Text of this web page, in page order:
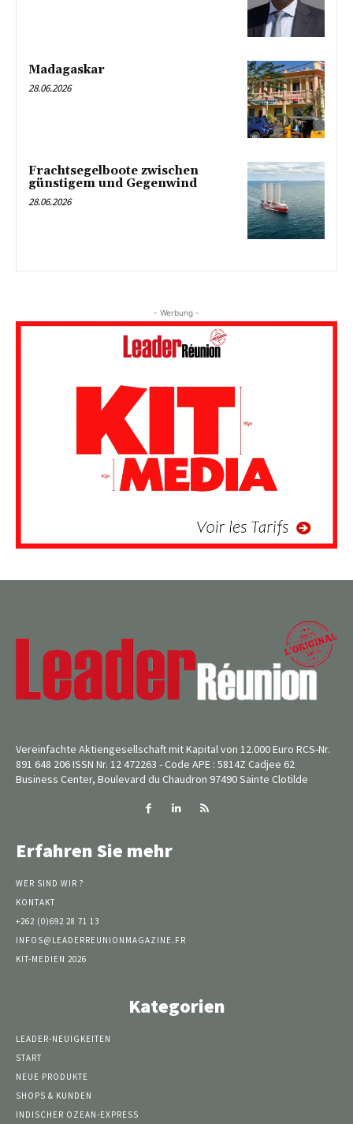
Madagaskar
28.06.2026
Frachtsegelboote zwischen
günstigem und Gegenwind
28.06.2026
- Werbung -
Vereinfachte Aktiengesellschaft mit Kapital von 12.000 Euro RCS-Nr.
891 648 206 ISSN Nr. 12 472263 - Code APE : 5814Z Cadjee 62
Business Center, Boulevard du Chaudron 97490 Sainte Clotilde
Erfahren Sie mehr
WER SIND WIR ?
KONTAKT
+262 (0)692 28 71 13
INFOS@LEADERREUNIONMAGAZINE.FR
KIT-MEDIEN 2026
Kategorien
LEADER-NEUIGKEITEN
START
NEUE PRODUKTE
SHOPS & KUNDEN
INDISCHER OZEAN-EXPRESS